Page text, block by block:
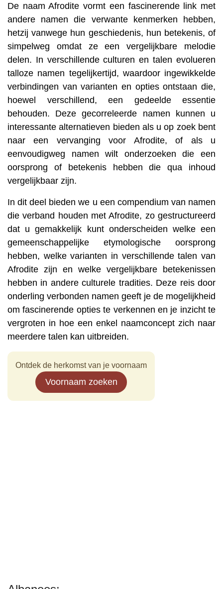
De naam Afrodite vormt een fascinerende link met
andere namen die verwante kenmerken hebben,
hetzij vanwege hun geschiedenis, hun betekenis, of
simpelweg omdat ze een vergelijkbare melodie
delen. In verschillende culturen en talen evolueren
talloze namen tegelijkertijd, waardoor ingewikkelde
verbindingen van varianten en opties ontstaan ​​die,
hoewel verschillend, een gedeelde essentie
behouden. Deze gecorreleerde namen kunnen u
interessante alternatieven bieden als u op zoek bent
naar een vervanging voor Afrodite, of als u
eenvoudigweg namen wilt onderzoeken die een
oorsprong of betekenis hebben die qua inhoud
vergelijkbaar zijn.
In dit deel bieden we u een compendium van namen
die verband houden met Afrodite, zo gestructureerd
dat u gemakkelijk kunt onderscheiden welke een
gemeenschappelijke etymologische oorsprong
hebben, welke varianten in verschillende talen van
Afrodite zijn en welke vergelijkbare betekenissen
hebben in andere culturele tradities. Deze reis door
onderling verbonden namen geeft je de mogelijkheid
om fascinerende opties te verkennen en je inzicht te
vergroten in hoe een enkel naamconcept zich naar
meerdere talen kan uitbreiden.
Ontdek de herkomst van je voornaam
Voornaam zoeken